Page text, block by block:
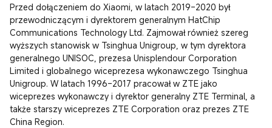
Przed dołączeniem do Xiaomi, w latach 2019–2020 był
przewodniczącym i dyrektorem generalnym HatChip
Communications Technology Ltd. Zajmował również szereg
wyższych stanowisk w Tsinghua Unigroup, w tym dyrektora
generalnego UNISOC, prezesa Unisplendour Corporation
Limited i globalnego wiceprezesa wykonawczego Tsinghua
Unigroup. W latach 1996–2017 pracował w ZTE jako
wiceprezes wykonawczy i dyrektor generalny ZTE Terminal, a
także starszy wiceprezes ZTE Corporation oraz prezes ZTE
China Region.